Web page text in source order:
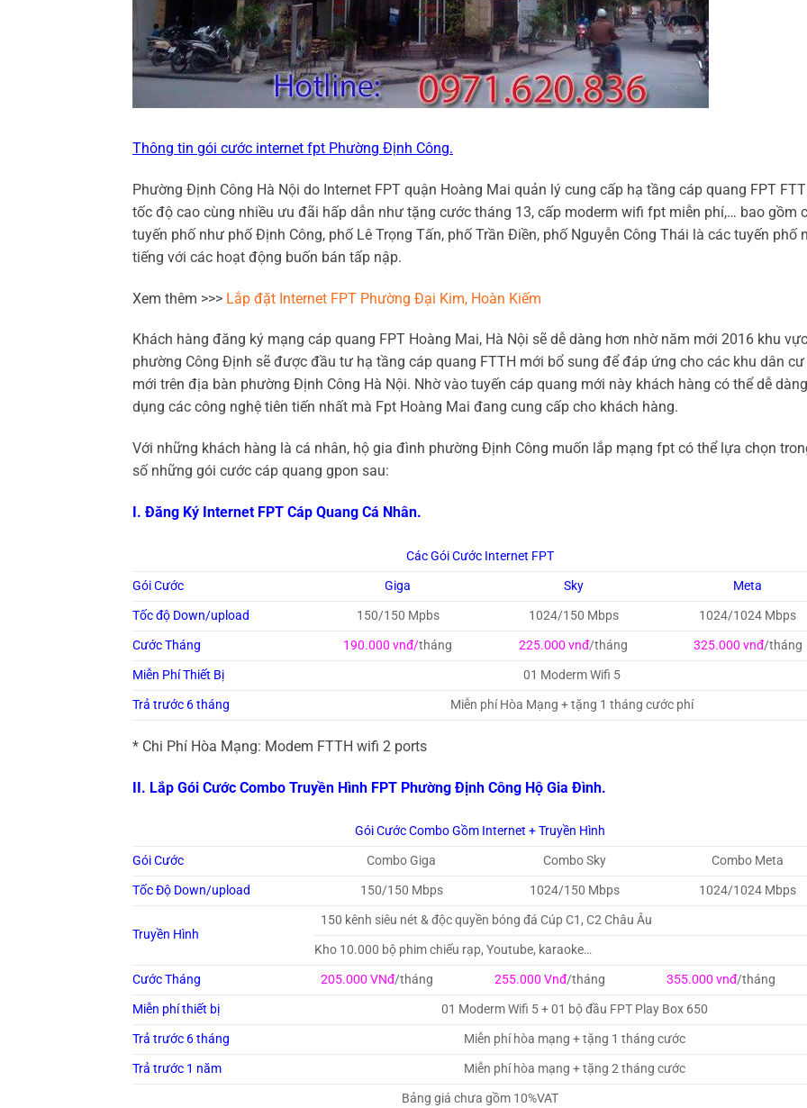
Thông tin gói cước internet fpt Phường Định Công.
Phường Định Công Hà Nội do Internet FPT quận Hoàng Mai quản lý cung cấp hạ tầng cáp quang FPT
tốc độ cao cùng nhiều ưu đãi hấp dẫn như tặng cước tháng 13, cấp moderm wifi fpt miễn phí,… bao gồm
tuyến phố như phố Định Công, phố Lê Trọng Tấn, phố Trần Điền, phố Nguyễn Công Thái là các tuyến phố
tiếng với các hoạt động buốn bán tấp nập.
Xem thêm >>> Lắp đặt Internet FPT Phường Đại Kim, Hoàn Kiếm
Khách hàng đăng ký mạng cáp quang FPT Hoàng Mai, Hà Nội sẽ dễ dàng hơn nhờ năm mới 2016 khu vực
phường Công Định sẽ được đầu tư hạ tầng cáp quang FTTH mới bổ sung để đáp ứng cho các khu dân cư
mới trên địa bàn phường Định Công Hà Nội. Nhờ vào tuyến cáp quang mới này khách hàng có thể dễ
dụng các công nghệ tiên tiến nhất mà Fpt Hoàng Mai đang cung cấp cho khách hàng.
Với những khách hàng là cá nhân, hộ gia đình phường Định Công muốn lắp mạng fpt có thể lựa chọn
số những gói cước cáp quang gpon sau:
I. Đăng Ký Internet FPT Cáp Quang Cá Nhân.
Các Gói Cước Internet FPT
Gói Cước
Giga Sky
Meta
Tốc độ Down/upload
150/150 Mpbs 1024/150 Mbps
1024/1024 Mbps
Cước Tháng
190.000 vnđ/tháng 225.000 vnđ/tháng 325.000 vnđ/tháng
Miễn Phí Thiết Bị
01 Moderm Wifi 5
Trả trước 6 tháng
Miễn phí Hòa Mạng + tặng 1 tháng cước phí
* Chi Phí Hòa Mạng: Modem FTTH wifi 2 ports
II. Lắp Gói Cước Combo Truyền Hình FPT Phường Định Công Hộ Gia Đình.
Gói Cước Combo Gồm Internet + Truyền Hình
Gói Cước
Combo Giga Combo Sky
Combo Meta
Tốc Độ Down/upload
150/150 Mbps 1024/150 Mbps 1024/1024 Mbps
Truyền Hình
150 kênh siêu nét & độc quyền bóng đá Cúp C1, C2 Châu Âu
Kho 10.000 bộ phim chiếu rạp, Youtube, karaoke…
Cước Tháng
205.000 VNđ/tháng 255.000 Vnđ/tháng 355.000 vnđ/tháng
Miễn phí thiết bị
01 Moderm Wifi 5 + 01 bộ đầu FPT Play Box 650
Trả trước 6 tháng
Miễn phí hòa mạng + tặng 1 tháng cước
Trả trước 1 năm
Miễn phí hòa mạng + tặng 2 tháng cước
Bảng giá chưa gồm 10%VAT